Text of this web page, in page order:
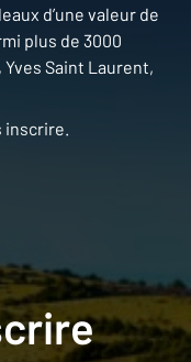
d’une valeur de
plus de 3000
Saint Laurent,
inscrire.